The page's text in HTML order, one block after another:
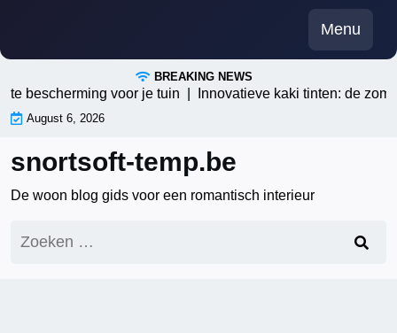
content
Menu
BREAKING NEWS
voor je tuin |Innovatieve kaki tinten: de
August 6, 2026
snortsoft-temp.be
De woon blog gids voor een romantisch interieur
naar: